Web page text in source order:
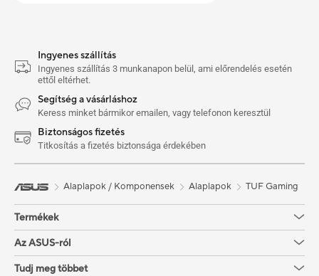
Ingyenes szállítás
Ingyenes szállítás 3 munkanapon belül, ami előrendelés esetén
ettől eltérhet.
Segítség a vásárláshoz
Keress minket bármikor emailen, vagy telefonon keresztül
Biztonságos fizetés
Titkosítás a fizetés biztonsága érdekében
Alaplapok / Komponensek Alaplapok TUF Gaming
Termékek
Az ASUS-ról
Tudj meg többet